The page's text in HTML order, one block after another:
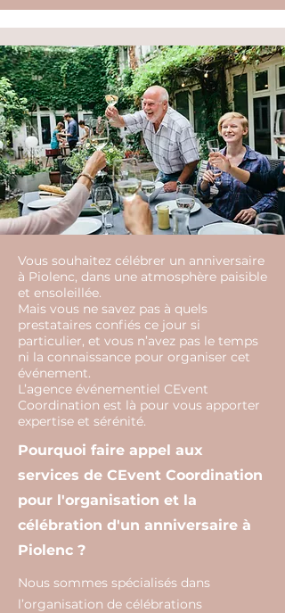
Vous souhaitez célébrer un anniversaire
à Piolenc, dans une atmosphère paisible
et ensoleillée.
Mais vous ne savez pas à quels
prestataires confiés ce jour si
particulier, et vous n’avez pas le temps
ni la connaissance pour organiser cet
événement.
L’agence événementiel CEvent
Coordination est là pour vous apporter
expertise et sérénité.
Pourquoi faire appel aux
services de CEvent Coordination
pour l'organisation et la
célébration d'un anniversaire à
Piolenc ?
Nous sommes spécialisés dans
l’organisation de célébrations